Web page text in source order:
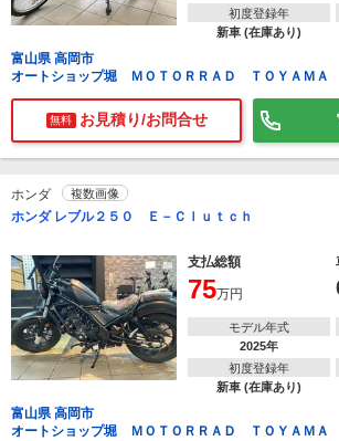
初度登録年
新車 (在庫あり)
富山県 高岡市
オートショップ堀 ＭＯＴＯＲＲＡＤ ＴＯＹＡＭＡ
無料 お見積り/お問合せ
ホンダ 複数画像
ホンダ レブル２５０ Ｅ－Ｃｌｕｔｃｈ
支払総額
75万円
モデル年式
2025年
初度登録年
新車 (在庫あり)
富山県 高岡市
オートショップ堀 ＭＯＴＯＲＲＡＤ ＴＯＹＡＭＡ